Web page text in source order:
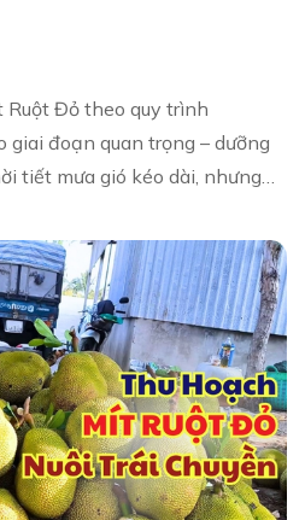
Đỏ theo quy trình
giai đoạn quan trọng – dưỡng
tiết mưa gió kéo dài, nhưng